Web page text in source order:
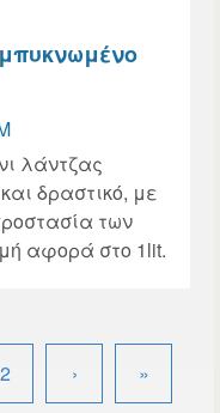
λάντζας
δραστικό, με
των
αφορά στο 1lit.
2 › »